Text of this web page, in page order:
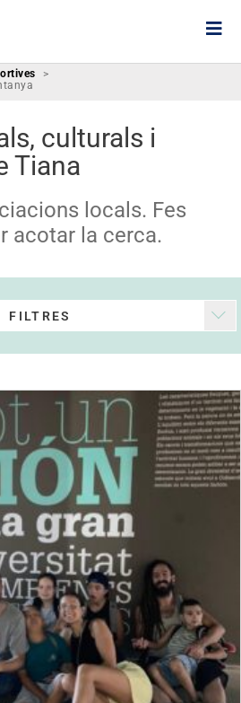
>
culturals i
Tiana
locals. Fes
acotar la cerca.
FILTRES